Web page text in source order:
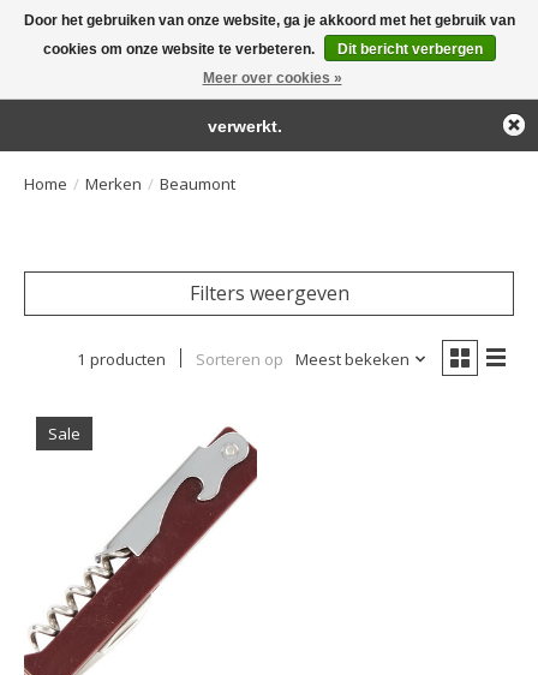
Large selection of products and fast shipping!
Home / Merken / Beaumont
Filters weergeven
1 producten Sorteren op Meest bekeken
Sale
Door het gebruiken van onze website, ga je akkoord met het gebruik van
cookies om onze website te verbeteren.
Dit bericht verbergen
Meer over cookies »
← Keer terug naar de backofficeDeze winkel is in aanbouw.
Eventueel geplaatste orders zullen niet worden gehonoreerd of
verwerkt.